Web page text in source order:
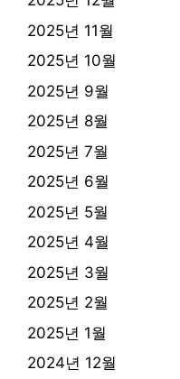
2025년 11월
2025년 10월
2025년 9월
2025년 8월
2025년 7월
2025년 6월
2025년 5월
2025년 4월
2025년 3월
2025년 2월
2025년 1월
2024년 12월